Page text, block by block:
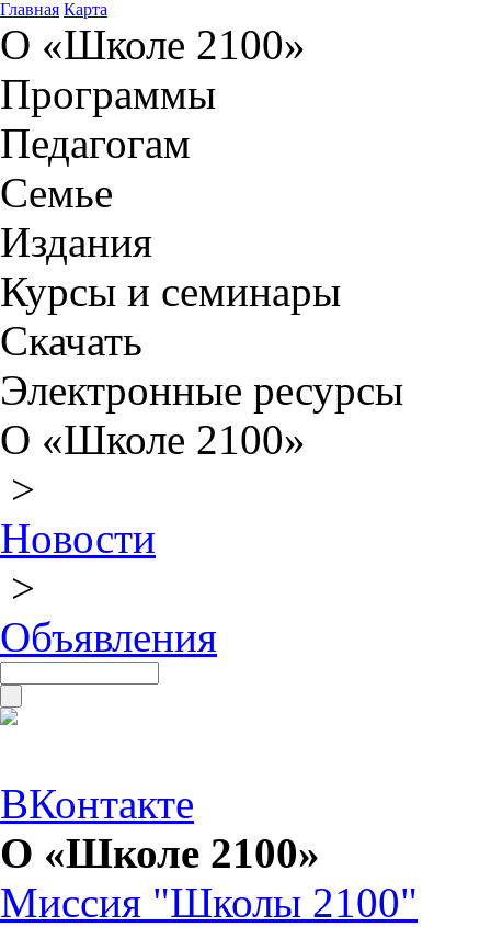
Главная Карта
О «Школе 2100»
Программы
Педагогам
Семье
Издания
Курсы и семинары
Скачать
Электронные ресурсы
О «Школе 2100»
>
Новости
>
Объявления
ВКонтакте
О «Школе 2100»
Миссия "Школы 2100"